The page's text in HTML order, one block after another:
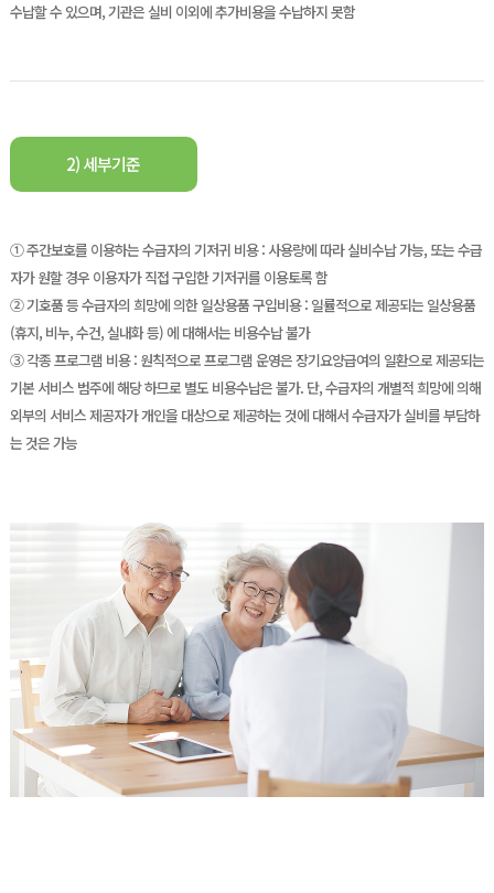
수납할 수 있으며,기관은 실비 이외에 추가비용을 수납하지 못함
2) 세부기준
① 주간보호를 이용하는 수급자의 기저귀 비용 : 사용량에 따라 실비수납 가능, 또는 수급
자가 원할 경우 이용자가 직접 구입한 기저귀를 이용토록 함
② 기호품 등 수급자의 희망에 의한 일상용품 구입비용 : 일률적으로 제공되는 일상용품
(휴지, 비누, 수건, 실내화 등) 에 대해서는 비용수납 불가
③ 각종 프로그램 비용 : 원칙적으로 프로그램 운영은 장기요양급여의 일환으로 제공되는
기본 서비스 범주에 해당 하므로 별도 비용수납은 불가. 단, 수급자의 개별적 희망에 의해
외부의 서비스 제공자가 개인을 대상으로 제공하는 것에 대해서 수급자가 실비를 부담하
는 것은 가능